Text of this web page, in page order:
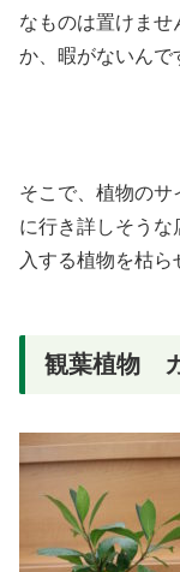
なものは置けませ
か、暇がないんで
そこで、植物の
に行き詳しそう
入する植物を枯ら
観葉植物